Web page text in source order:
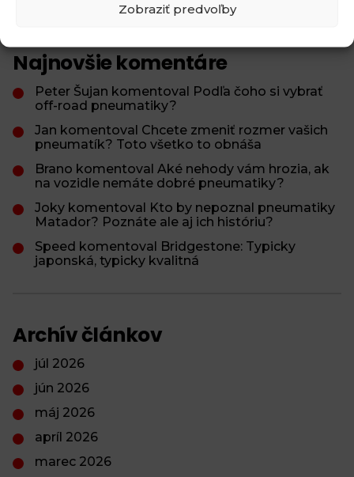
Zobraziť predvoľby
Najnovšie komentáre
Peter Šujan komentoval Podľa čoho si vybrať
off-road pneumatiky?
Jan komentoval Chcete zmeniť rozmer vašich
pneumatík? Toto všetko to obnáša
Brano komentoval Aké nehody vám hrozia, ak
na vozidle nemáte dobré pneumatiky?
Joky komentoval Kto by nepoznal pneumatiky
Matador? Poznáte ale aj ich históriu?
Speed komentoval Bridgestone: Typicky
japonská, typicky kvalitná
Archív článkov
júl 2026
jún 2026
máj 2026
apríl 2026
marec 2026